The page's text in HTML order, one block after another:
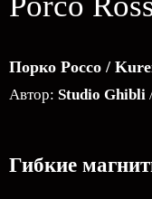
Порко Россо /
Автор: Studio Ghibli
Гибкие